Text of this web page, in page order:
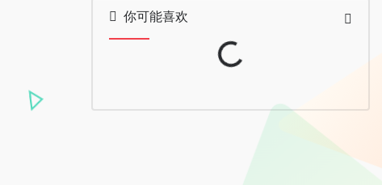
你可能喜欢
Loading...